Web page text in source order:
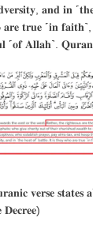
𝐚𝐧𝐝 𝐢𝐧
𝐭𝐫𝐮𝐞 ˹𝐢𝐧
˹𝐨𝐟 𝐀𝐥𝐥𝐚𝐡˺.
𝐯𝐞𝐫𝐬𝐞 𝐬𝐭𝐚𝐭𝐞𝐬
𝐃𝐞𝐜𝐫𝐞𝐞)